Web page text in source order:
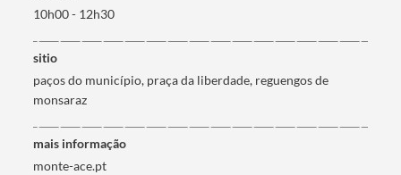
Categorias gerais
Filtros
10h00 - 12h30
sitio
paços do município, praça da liberdade, reguengos de
monsaraz
mais informação
monte-ace.pt